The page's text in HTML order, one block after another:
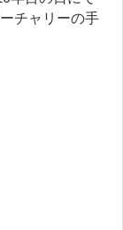
チャリーの手